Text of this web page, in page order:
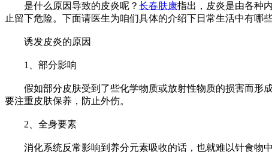
是什么原因导致的皮炎呢？ 长春肤康指出，皮炎是由各种
止留下危险。下面请医生为咱们具体的介绍下日常生活中有哪
诱发皮炎的原因
1、部分影响
假如部分皮肤受到了些化学物质或放射性物质的损害而形成
要注重皮肤保养，防止外伤。
2、全身要素
消化系统反常影响到养分元素吸收的话，也就难以针食物中